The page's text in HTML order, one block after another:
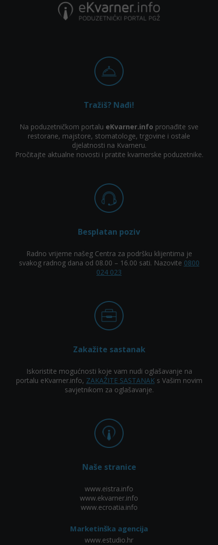
Tražiš? Nađi!
Na poduzetničkom portalu eKvarner.info pronađite sve
restorane, majstore, stomatologe, trgovine i ostale
djelatnosti na Kvarneru.
Pročitajte aktualne novosti i pratite kvarnerske poduzetnike.
Besplatan poziv
Radno vrijeme našeg Centra za podršku klijentima je
svakog radnog dana od 08.00 – 16.00 sati. Nazovite 0800
024 023
Zakažite sastanak
Iskoristite mogućnosti koje vam nudi oglašavanje na
portalu eKvarner.info, ZAKAŽITE SASTANAKs Vašim novim
savjetnikom za oglašavanje.
Naše stranice
www.eistra.info
www.ekvarner.info
www.ecroatia.info
Marketinška agencija
www.estudio.hr